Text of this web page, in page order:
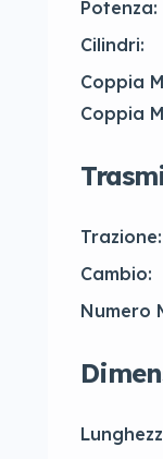
Potenza:
Cilindri:
Coppia
Coppia
Trazione:
Cambio:
Numero